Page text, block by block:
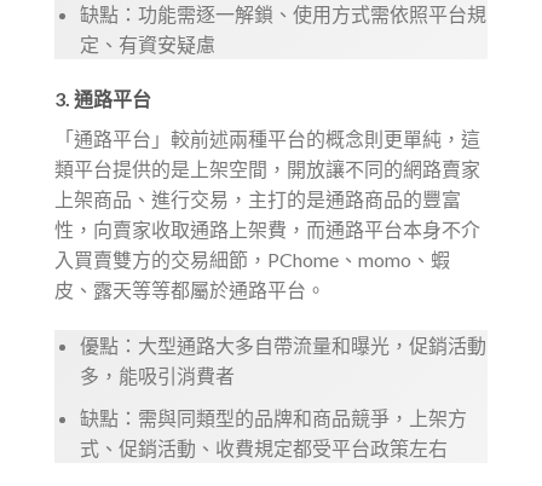
缺點：功能需逐一解鎖、使用方式需依照平台規
定、有資安疑慮
3. 通路平台
「通路平台」較前述兩種平台的概念則更單純，這
類平台提供的是上架空間，開放讓不同的網路賣家
上架商品、進行交易，主打的是通路商品的豐富
性，向賣家收取通路上架費，而通路平台本身不介
入買賣雙方的交易細節，PChome、momo、蝦
皮、露天等等都屬於通路平台。
優點：大型通路大多自帶流量和曝光，促銷活動
多，能吸引消費者
缺點：需與同類型的品牌和商品競爭，上架方
式、促銷活動、收費規定都受平台政策左右